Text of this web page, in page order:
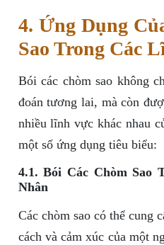
4. Ứng Dụng
Sao Trong Các
Bói các chòm sao không
đoán tương lai, mà còn
nhiều lĩnh vực khác nhau
một số ứng dụng tiêu biểu:
4.1. Bói Các Chòm Sao
Nhân
Các chòm sao có thể cung
cách và cảm xúc của một